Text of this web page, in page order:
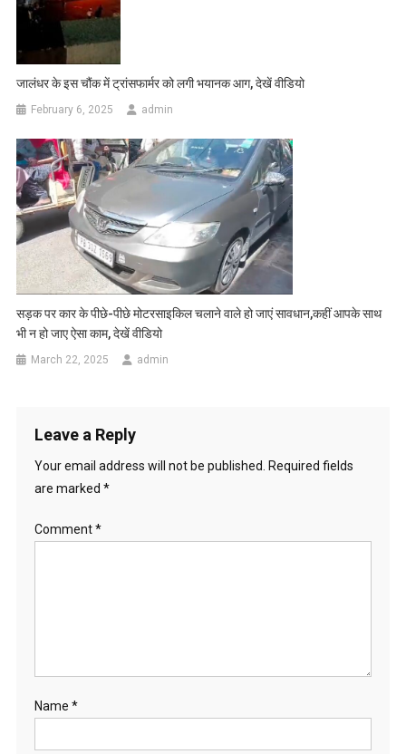
जालंधर के इस चौंक में ट्रांसफार्मर को लगी भयानक आग, देखें वीडियो
February 6, 2025 admin
सड़क पर कार के पीछे-पीछे मोटरसाइकिल चलाने वाले हो जाएं सावधान,कहीं आपके साथ
भी न हो जाए ऐसा काम, देखें वीडियो
March 22, 2025 admin
Leave a Reply
Your email address will not be published.
Required fields
are marked *
Comment*
Name *